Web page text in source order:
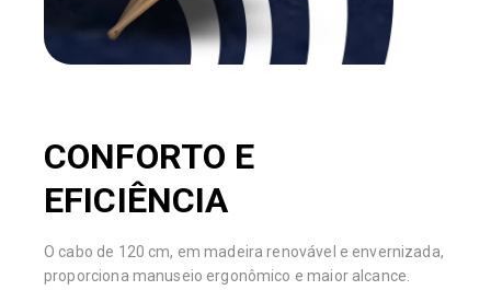
CONFORTO E
EFICIÊNCIA
O cabo de 120 cm, em madeira renovável e envernizada,
proporciona manuseio ergonômico e maior alcance.